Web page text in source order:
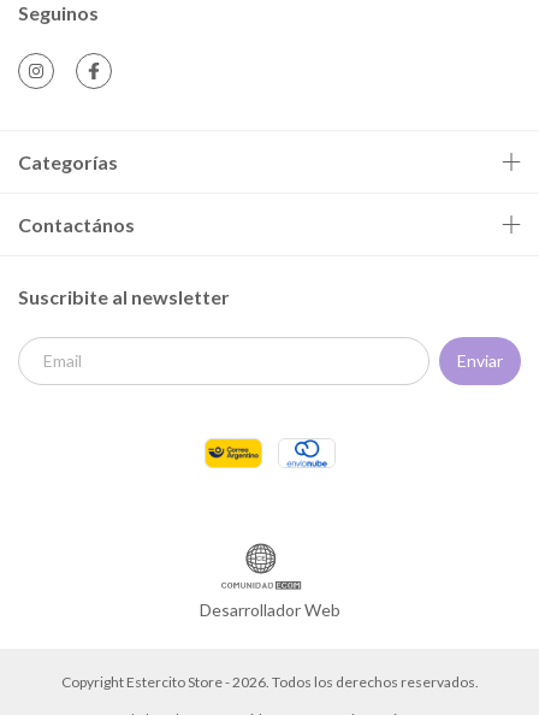
Seguinos
Categorías
Contactános
Suscribite al newsletter
Desarrollador Web
Copyright Estercito Store - 2026. Todos los derechos reservados.